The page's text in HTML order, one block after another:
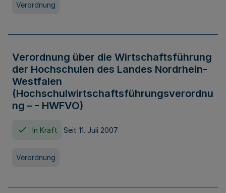
Verordnung
Verordnung über die Wirtschaftsführung
der Hochschulen des Landes Nordrhein-
Westfalen
(Hochschulwirtschaftsführungsverordnu
ng – - HWFVO)
In Kraft Seit 11. Juli 2007
Verordnung